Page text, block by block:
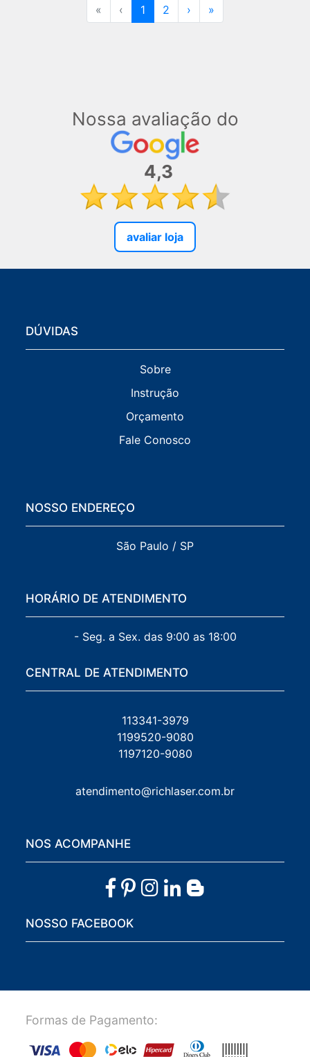
« ‹ 1 2 › »
Nossa avaliação do
4,3
avaliar loja
DÚVIDAS
Sobre
Instrução
Orçamento
Fale Conosco
NOSSO ENDEREÇO
São Paulo / SP
HORÁRIO DE ATENDIMENTO
- Seg. a Sex. das 9:00 as 18:00
CENTRAL DE ATENDIMENTO
113341-3979
1199520-9080
1197120-9080
atendimento@richlaser.com.br
NOS ACOMPANHE
NOSSO FACEBOOK
Formas de Pagamento: